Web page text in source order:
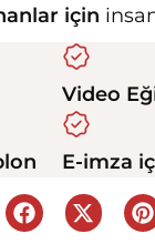
için
Video
E-imza